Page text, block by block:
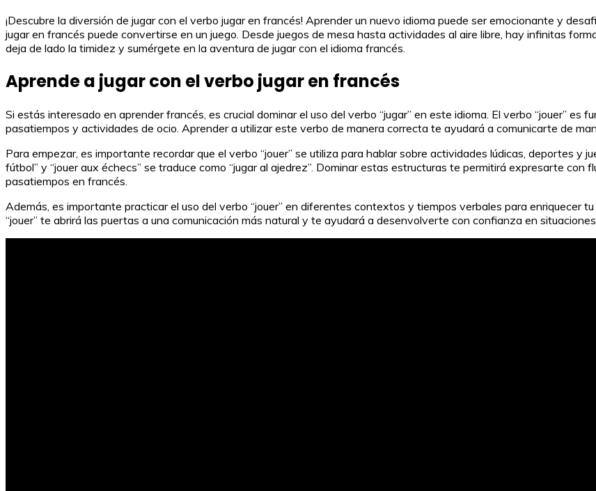
¡Descubre la diversión de jugar con el verbo jugar en francés! Aprender un nuevo idioma puede ser emocionante y
jugar en francés puede convertirse en un juego. Desde juegos de mesa hasta actividades al aire libre, hay infinitas
deja de lado la timidez y sumérgete en la aventura de jugar con el idioma francés.
Aprende a jugar con el verbo jugar en francés
Si estás interesado en aprender francés, es crucial dominar el uso del verbo “jugar” en este idioma. El verbo “jouer”
pasatiempos y actividades de ocio. Aprender a utilizar este verbo de manera correcta te ayudará a comunicarte de
Para empezar, es importante recordar que el verbo “jouer” se utiliza para hablar sobre actividades lúdicas, deportes y
fútbol” y “jouer aux échecs” se traduce como “jugar al ajedrez”. Dominar estas estructuras te permitirá expresarte
pasatiempos en francés.
Además, es importante practicar el uso del verbo “jouer” en diferentes contextos y tiempos verbales para enriquecer
“jouer” te abrirá las puertas a una comunicación más natural y te ayudará a desenvolverte con confianza en